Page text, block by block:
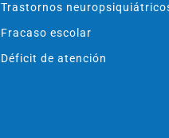
Trastornos
Fracaso escolar
Déficit de atención